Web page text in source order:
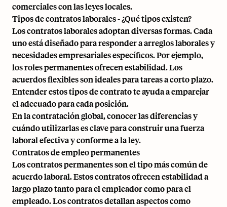
comerciales con las leyes locales.
Tipos de contratos laborales - ¿Qué tipos existen?
Los contratos laborales adoptan diversas formas. Cada
uno está diseñado para responder a arreglos laborales y
necesidades empresariales específicos. Por ejemplo,
los roles permanentes ofrecen estabilidad. Los
acuerdos flexibles son ideales para tareas a corto plazo.
Entender estos tipos de contrato te ayuda a emparejar
el adecuado para cada posición.
En la contratación global, conocer las diferencias y
cuándo utilizarlas es clave para construir una fuerza
laboral efectiva y conforme a la ley.
Contratos de empleo permanentes
Los contratos permanentes son el tipo más común de
acuerdo laboral. Estos contratos ofrecen estabilidad a
largo plazo tanto para el empleador como para el
empleado. Los contratos detallan aspectos como